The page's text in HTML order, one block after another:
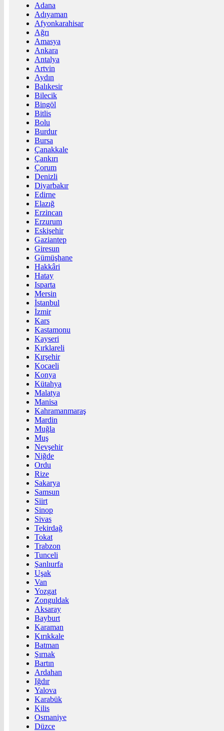
Adana
Adıyaman
Afyonkarahisar
Ağrı
Amasya
Ankara
Antalya
Artvin
Aydın
Balıkesir
Bilecik
Bingöl
Bitlis
Bolu
Burdur
Bursa
Çanakkale
Çankırı
Çorum
Denizli
Diyarbakır
Edirne
Elazığ
Erzincan
Erzurum
Eskişehir
Gaziantep
Giresun
Gümüşhane
Hakkâri
Hatay
Isparta
Mersin
İstanbul
İzmir
Kars
Kastamonu
Kayseri
Kırklareli
Kırşehir
Kocaeli
Konya
Kütahya
Malatya
Manisa
Kahramanmaraş
Mardin
Muğla
Muş
Nevşehir
Niğde
Ordu
Rize
Sakarya
Samsun
Siirt
Sinop
Sivas
Tekirdağ
Tokat
Trabzon
Tunceli
Şanlıurfa
Uşak
Van
Yozgat
Zonguldak
Aksaray
Bayburt
Karaman
Kırıkkale
Batman
Şırnak
Bartın
Ardahan
Iğdır
Yalova
Karabük
Kilis
Osmaniye
Düzce